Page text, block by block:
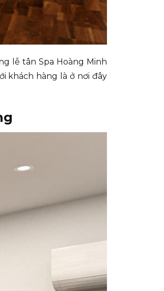
lễ tân Spa Hoàng Minh
khách hàng là ở nơi đây